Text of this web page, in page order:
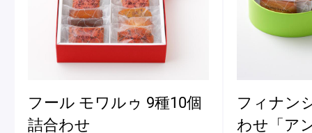
フール モワルゥ 9種10個
詰合わせ
フィナン
わせ「ア